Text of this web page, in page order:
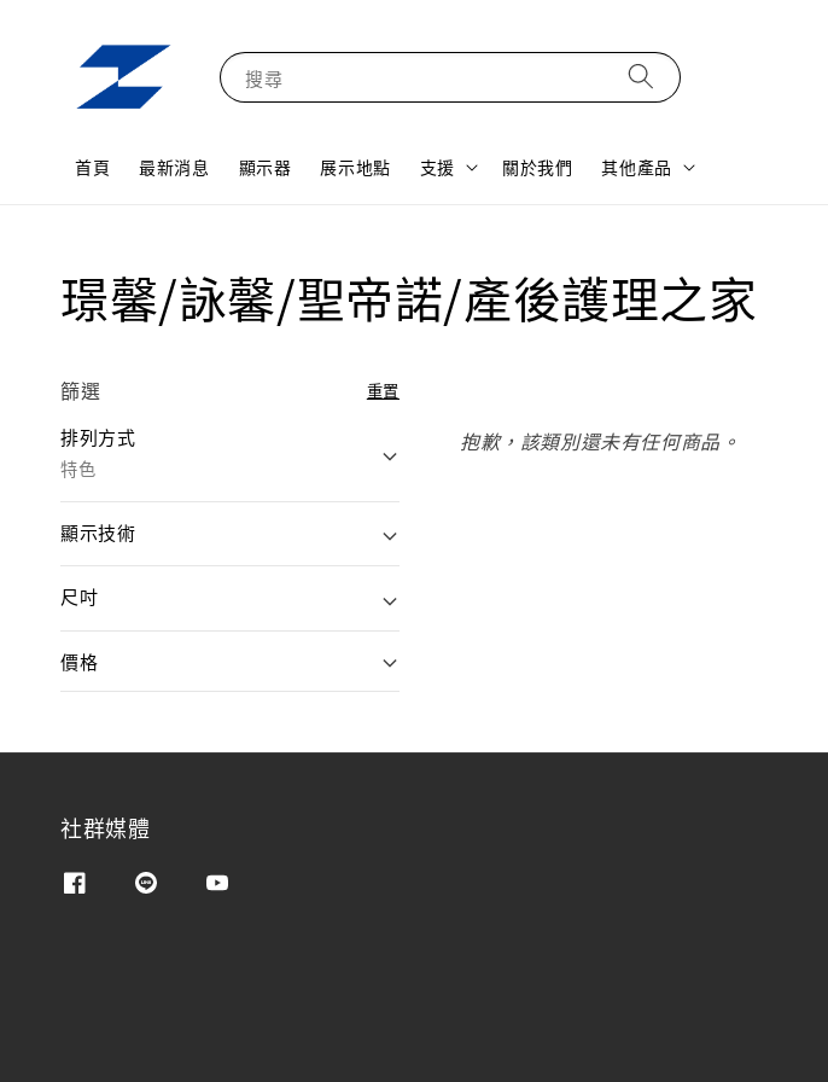
搜尋
首頁 最新消息 顯示器 展示地點 支援 關於我們 其他產品
璟馨/詠馨/聖帝諾/產後護理之家
篩選 重置
排列方式
特色
顯示技術
尺吋
價格
抱歉，該類別還未有任何商品。
社群媒體